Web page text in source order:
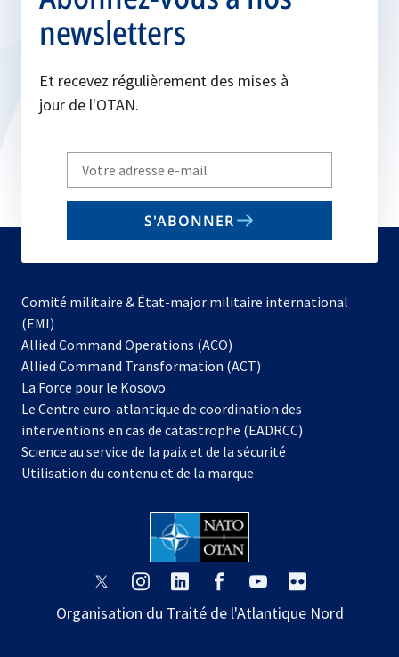
newsletters
Et recevez régulièrement des mises à
jour de l'OTAN.
Write
your
email
S'ABONNER
Comité militaire & État-major militaire international
(EMI)
Allied Command Operations (ACO)
dans
nouvel
onglet
Allied Command Transformation (ACT)
La Force pour le Kosovo
dans
un
nouvel
onglet
Le Centre euro-atlantique de coordination des
interventions en cas de catastrophe (EADRCC)
Science au service de la paix et de la sécurité
Utilisation du contenu et de la marque
s’ouvre
un
s’ouvre
un
s’ouvre
un
s’ouvre
un
s’ouvre
un
un
Organisation du Traité de l'Atlantique Nord